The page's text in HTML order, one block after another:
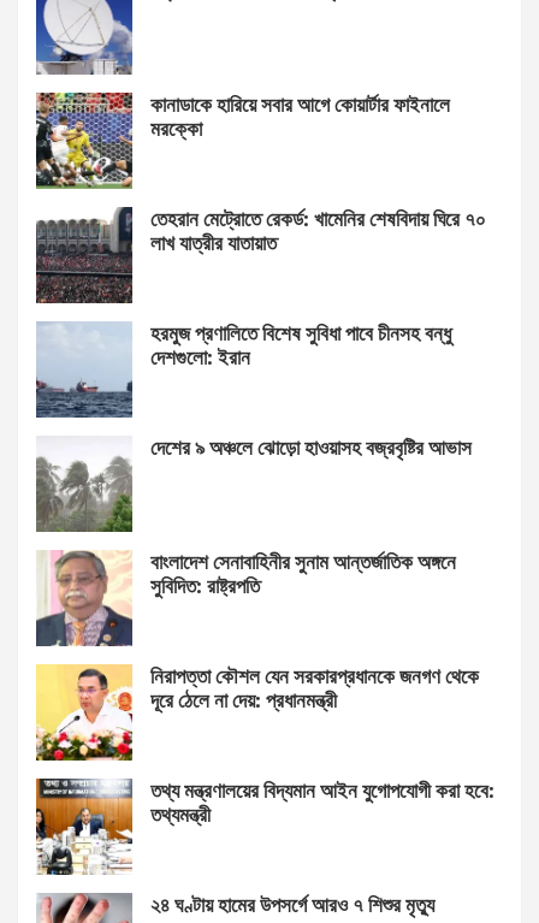
কানাডাকে হারিয়ে সবার আগে কোয়ার্টার ফাইনালে
মরক্কো
তেহরান মেট্রোতে রেকর্ড: খামেনির শেষবিদায় ঘিরে ৭০
লাখ যাত্রীর যাতায়াত
হরমুজ প্রণালিতে বিশেষ সুবিধা পাবে চীনসহ বন্ধু
দেশগুলো: ইরান
দেশের ৯ অঞ্চলে ঝোড়ো হাওয়াসহ বজ্রবৃষ্টির আভাস
বাংলাদেশ সেনাবাহিনীর সুনাম আন্তর্জাতিক অঙ্গনে
সুবিদিত: রাষ্ট্রপতি
নিরাপত্তা কৌশল যেন সরকারপ্রধানকে জনগণ থেকে
দূরে ঠেলে না দেয়: প্রধানমন্ত্রী
তথ্য মন্ত্রণালয়ের বিদ্যমান আইন যুগোপযোগী করা হবে:
তথ্যমন্ত্রী
২৪ ঘণ্টায় হামের উপসর্গে আরও ৭ শিশুর মৃত্যু